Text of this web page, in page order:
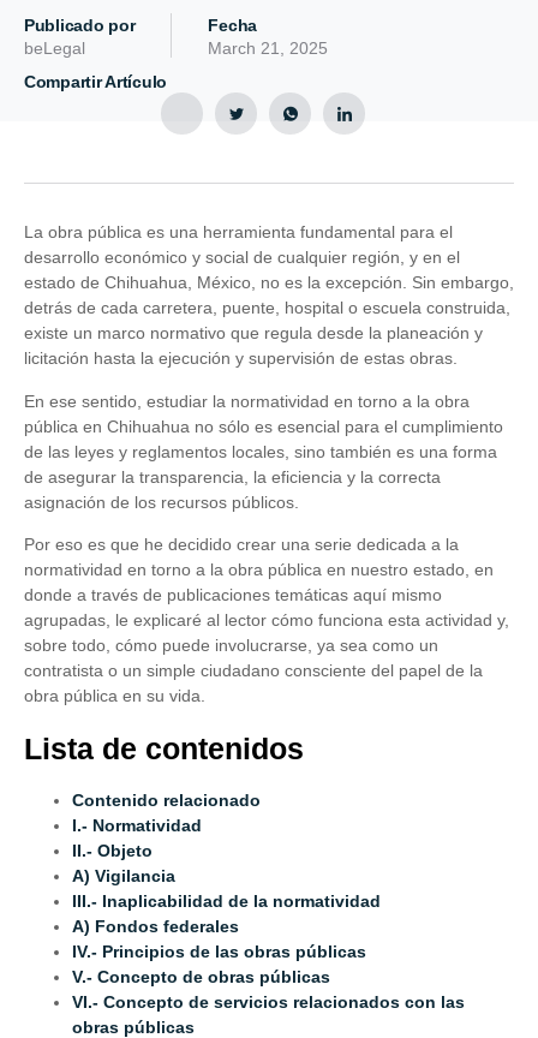
Publicado por
beLegal
Fecha
March 21, 2025
Compartir Artículo
La obra pública es una herramienta fundamental para el
desarrollo económico y social de cualquier región, y en el
estado de Chihuahua, México, no es la excepción. Sin embargo,
detrás de cada carretera, puente, hospital o escuela construida,
existe un marco normativo que regula desde la planeación y
licitación hasta la ejecución y supervisión de estas obras.
En ese sentido, estudiar la normatividad en torno a la obra
pública en Chihuahua no sólo es esencial para el cumplimiento
de las leyes y reglamentos locales, sino también es una forma
de asegurar la transparencia, la eficiencia y la correcta
asignación de los recursos públicos.
Por eso es que he decidido crear una serie dedicada a la
normatividad en torno a la obra pública en nuestro estado, en
donde a través de publicaciones temáticas aquí mismo
agrupadas, le explicaré al lector cómo funciona esta actividad y,
sobre todo, cómo puede involucrarse, ya sea como un
contratista o un simple ciudadano consciente del papel de la
obra pública en su vida.
Lista de contenidos
Contenido relacionado
I.- Normatividad
II.- Objeto
A) Vigilancia
III.- Inaplicabilidad de la normatividad
A) Fondos federales
IV.- Principios de las obras públicas
V.- Concepto de obras públicas
VI.- Concepto de servicios relacionados con las
obras públicas